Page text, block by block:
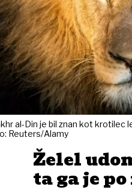
al-Din je bil znan kot krotilec
Reuters/Alamy
Želel
ta ga je